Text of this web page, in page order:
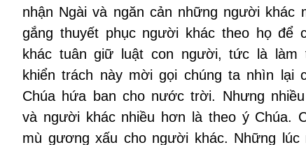
nhận Ngài và ngăn cản những người
gắng thuyết phục người khác theo họ để
khác tuân giữ luật con người, tức là làm
khiển trách này mời gọi chúng ta nhìn lại
Chúa hứa ban cho nước trời. Nhưng
và người khác nhiều hơn là theo ý Chúa.
mù gương xấu cho người khác. Những